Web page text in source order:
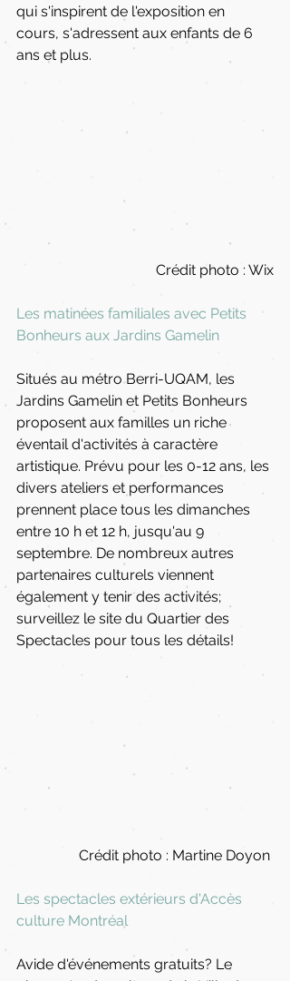
qui s'inspirent de l'exposition en
cours, s'adressent aux enfants de 6
ans et plus.
Crédit photo : Wix
Les matinées familiales avec Petits
Bonheurs aux Jardins Gamelin
Situés au métro Berri-UQAM, les
Jardins Gamelin et Petits Bonheurs
proposent aux familles un riche
éventail d'activités à caractère
artistique. Prévu pour les 0-12 ans, les
divers ateliers et performances
prennent place tous les dimanches
entre 10 h et 12 h, jusqu'au 9
septembre. De nombreux autres
partenaires culturels viennent
également y tenir des activités;
surveillez le site du Quartier des
Spectacles pour tous les détails!
Crédit photo : Martine Doyon
Les spectacles extérieurs d'Accès
culture Montréal
Avide d'événements gratuits? Le